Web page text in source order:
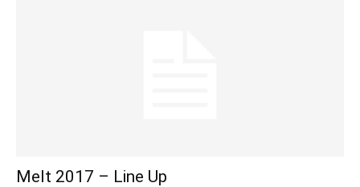
Melt 2017 – Line Up